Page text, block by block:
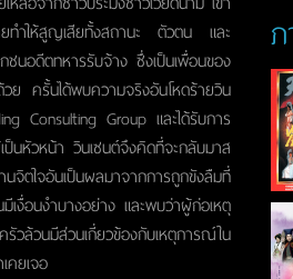
ยทำให้สูญเสียทั้งสถานะ ตัวตน และ
นอดีตทหารรับจ้าง ซึ่งเป็นเพื่อนของ
ย ครั้นได้พบความจริงอันโหดร้ายวิน
Consulting Group และได้รับการ
นหัวหน้า วินเซนต์จึงคิดที่จะกลับมาส
จิตใจอันเป็นผลมาจากการถูกขังลืมที่
เงื่อนงำบางอย่าง และพบว่าผู้ก่อเหตุ
วล้วนมีส่วนเกี่ยวข้องกับเหตุการณ์ใน
คยเจอ